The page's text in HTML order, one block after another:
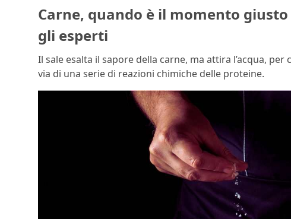
Carne, quando è il momento giusto
gli esperti
Il sale esalta il sapore della carne, ma attira l’acqua,
via di una serie di reazioni chimiche delle proteine.